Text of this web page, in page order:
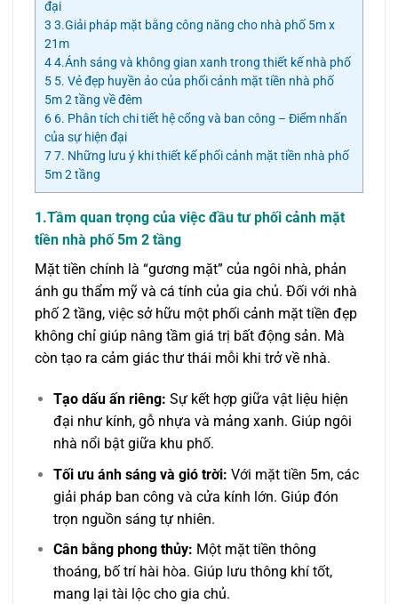
đại
3 3.Giải pháp mặt bằng công năng cho nhà phố 5m x
21m
44.Ánh sáng và không gian xanh trong thiết kế nhà phố
5 5. Vẻ đẹp huyền ảo của phối cảnh mặt tiền nhà phố
5m 2 tầng về đêm
6 6. Phân tích chi tiết hệ cổng và ban công – Điểm nhấn
của sự hiện đại
77. Những lưu ý khi thiết kế phối cảnh mặt tiền nhà phố
5m 2 tầng
1.Tầm quan trọng của việc đầu tư phối cảnh mặt
tiền nhà phố 5m 2 tầng
Mặt tiền chính là “gương mặt” của ngôi nhà, phản
ánh gu thẩm mỹ và cá tính của gia chủ. Đối với nhà
phố 2 tầng, việc sở hữu một phối cảnh mặt tiền đẹp
không chỉ giúp nâng tầm giá trị bất động sản. Mà
còn tạo ra cảm giác thư thái mỗi khi trở về nhà.
Tạo dấu ấn riêng: Sự kết hợp giữa vật liệu hiện
đại như kính, gỗ nhựa và mảng xanh. Giúp ngôi
nhà nổi bật giữa khu phố.
Tối ưu ánh sáng và gió trời: Với mặt tiền 5m, các
giải pháp ban công và cửa kính lớn. Giúp đón
trọn nguồn sáng tự nhiên.
Cân bằng phong thủy: Một mặt tiền thông
thoáng, bố trí hài hòa. Giúp lưu thông khí tốt,
mang lại tài lộc cho gia chủ.